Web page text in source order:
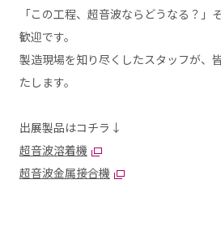
「この工程、超音波ならどうなる？」
歓迎です。
製造現場を知り尽くしたスタッフが、
たします。
出展製品はコチラ↓
超音波溶着機
超音波金属接合機